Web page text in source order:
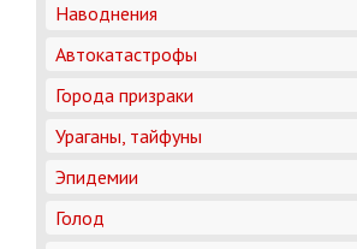
Наводнения
Автокатастрофы
Города призраки
Ураганы, тайфуны
Эпидемии
Голод